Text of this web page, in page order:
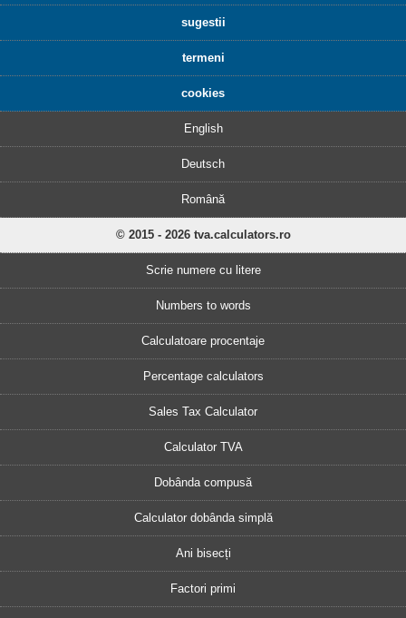
sugestii
termeni
cookies
English
Deutsch
Română
© 2015 - 2026 tva.calculators.ro
Scrie numere cu litere
Numbers to words
Calculatoare procentaje
Percentage calculators
Sales Tax Calculator
Calculator TVA
Dobânda compusă
Calculator dobânda simplă
Ani bisecți
Factori primi